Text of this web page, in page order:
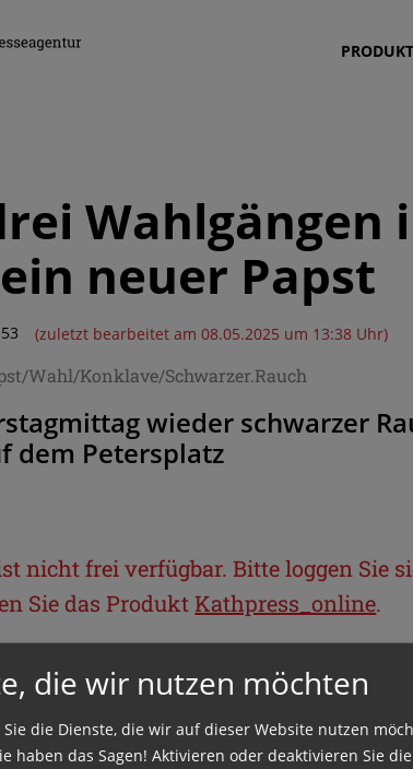
Wahlgängen
neuer Papst
(zuletzt bearbeitet am 08.05.2025 um 13:38 Uhr)
Wahl/Konklave/Schwarzer.Rauch
wieder schwarzer
dem Petersplatz
nicht frei verfügbar. Bitte loggen Sie
Sie das Produkt Kathpress_online.
sich mit Ihrem Benutzernamen und
die wir nutzen möchten
Sie die Dienste, die wir auf dieser Website nutzen
haben das Sagen! Aktivieren oder deaktivieren Sie